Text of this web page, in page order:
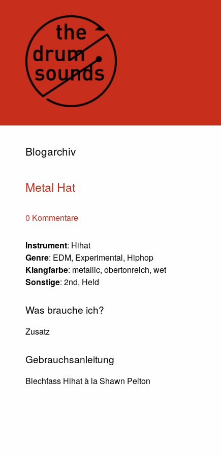
Blogarchiv
Metal Hat
0 Kommentare
Instrument: Hihat
Genre: EDM, Experimental, Hiphop
Klangfarbe: metallic, obertonreich, wet
Sonstige: 2nd, Held
Was brauche ich?
Zusatz
Gebrauchsanleitung
Blechfass Hihat à la Shawn Pelton